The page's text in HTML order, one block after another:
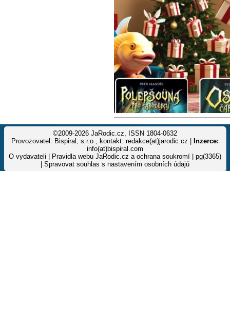
©2009-2026 JaRodic.cz, ISSN 1804-0632
Provozovatel: Bispiral, s.r.o., kontakt: redakce(at)jarodic.cz |
Inzerce:
info(at)bispiral.com
O vydavateli
Pravidla webu JaRodic.cz a ochrana soukromí | pg(3365)
Spravovat souhlas s nastavením osobních údajů